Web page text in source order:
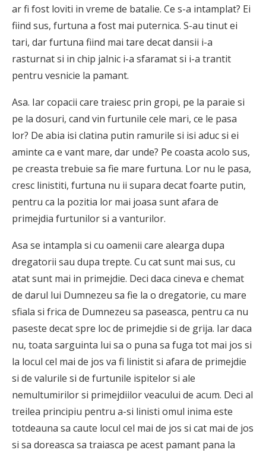
ar fi fost loviti in vreme de batalie. Ce s-a intamplat? Ei
fiind sus, furtuna a fost mai puternica. S-au tinut ei
tari, dar furtuna fiind mai tare decat dansii i-a
rasturnat si in chip jalnic i-a sfaramat si i-a trantit
pentru vesnicie la pamant.
Asa. Iar copacii care traiesc prin gropi, pe la paraie si
pe la dosuri, cand vin furtunile cele mari, ce le pasa
lor? De abia isi clatina putin ramurile si isi aduc si ei
aminte ca e vant mare, dar unde? Pe coasta acolo sus,
pe creasta trebuie sa fie mare furtuna. Lor nu le pasa,
cresc linistiti, furtuna nu ii supara decat foarte putin,
pentru ca la pozitia lor mai joasa sunt afara de
primejdia furtunilor si a vanturilor.
Asa se intampla si cu oamenii care alearga dupa
dregatorii sau dupa trepte. Cu cat sunt mai sus, cu
atat sunt mai in primejdie. Deci daca cineva e chemat
de darul lui Dumnezeu sa fie la o dregatorie, cu mare
sfiala si frica de Dumnezeu sa paseasca, pentru ca nu
paseste decat spre loc de primejdie si de grija. Iar daca
nu, toata sarguinta lui sa o puna sa fuga tot mai jos si
la locul cel mai de jos va fi linistit si afara de primejdie
si de valurile si de furtunile ispitelor si ale
nemultumirilor si primejdiilor veacului de acum. Deci al
treilea principiu pentru a-si linisti omul inima este
totdeauna sa caute locul cel mai de jos si cat mai de jos
si sa doreasca sa traiasca pe acest pamant pana la